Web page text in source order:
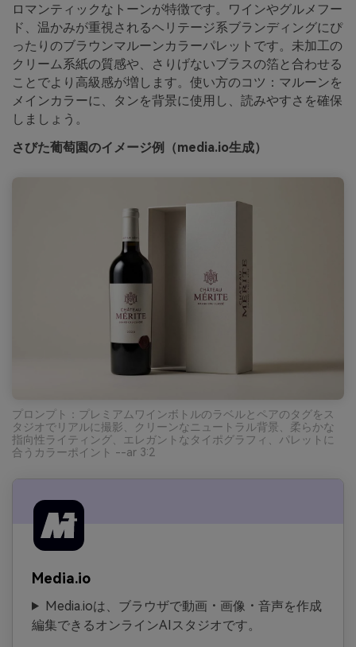
ロマンティックなトーンが特徴です。ワインやグルメフー
ド、温かみが重視されるヘリテージ系ブランディングにぴ
ったりのブラウンマルーンカラーパレットです。未加工の
クリーム系紙の質感や、さりげないブラスの箔と合わせる
ことでより高級感が増します。使い方のコツ：マルーンを
メインカラーに、タンを背景に使用し、読みやすさを確保
しましょう。
さびた葡萄園のイメージ例（media.io生成）
プロンプト：プレミアムワインボトルのラベルとペアのタグをス
タジオでリアルに撮影、クリーンなニュートラル背景、柔らかな
指向性ライティング、エレガントなタイポグラフィ、パレットに
合うカラーポイント --ar 3:2
Media.io
Media.ioは、ブラウザで動画・画像・音声を作成
編集できるオンラインAIスタジオです。